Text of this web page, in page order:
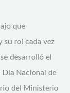
que
su rol cada vez
desarrolló el
Día Nacional de
del Ministerio